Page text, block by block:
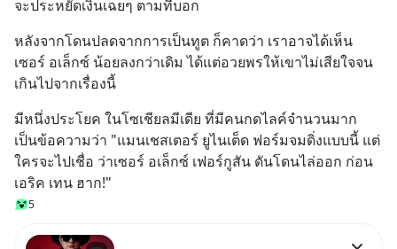
จะประหยัดเงินเฉยๆ ตามที่บอก
หลังจากโดนปลดจากการเป็นทูต ก็คาดว่า เราอาจได้เห็น
เซอร์ อเล็กซ์ น้อยลงกว่าเดิม ได้แต่อวยพรให้เขาไม่เสียใจจน
เกินไปจากเรื่องนี้
มีหนึ่งประโยค ในโซเชียลมีเดีย ที่มีคนกดไลค์จำนวนมาก
เป็นข้อความว่า "แมนเชสเตอร์ ยูไนเต็ด ฟอร์มจมดิ่งแบบนี้ แต่
ใครจะไปเชื่อ ว่าเซอร์ อเล็กซ์ เฟอร์กูสัน ดันโดนไล่ออก ก่อน
เอริค เทน ฮาก!"
5